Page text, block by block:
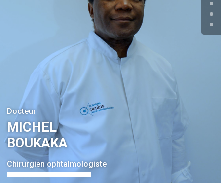
Docteur
MICHEL
BOUKAKA
Chirurgien ophtalmologiste